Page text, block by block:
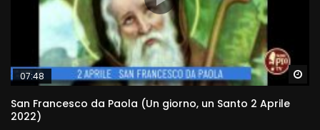
07:48
San Francesco da Paola (Un giorno, un Santo 2 Aprile
2022)